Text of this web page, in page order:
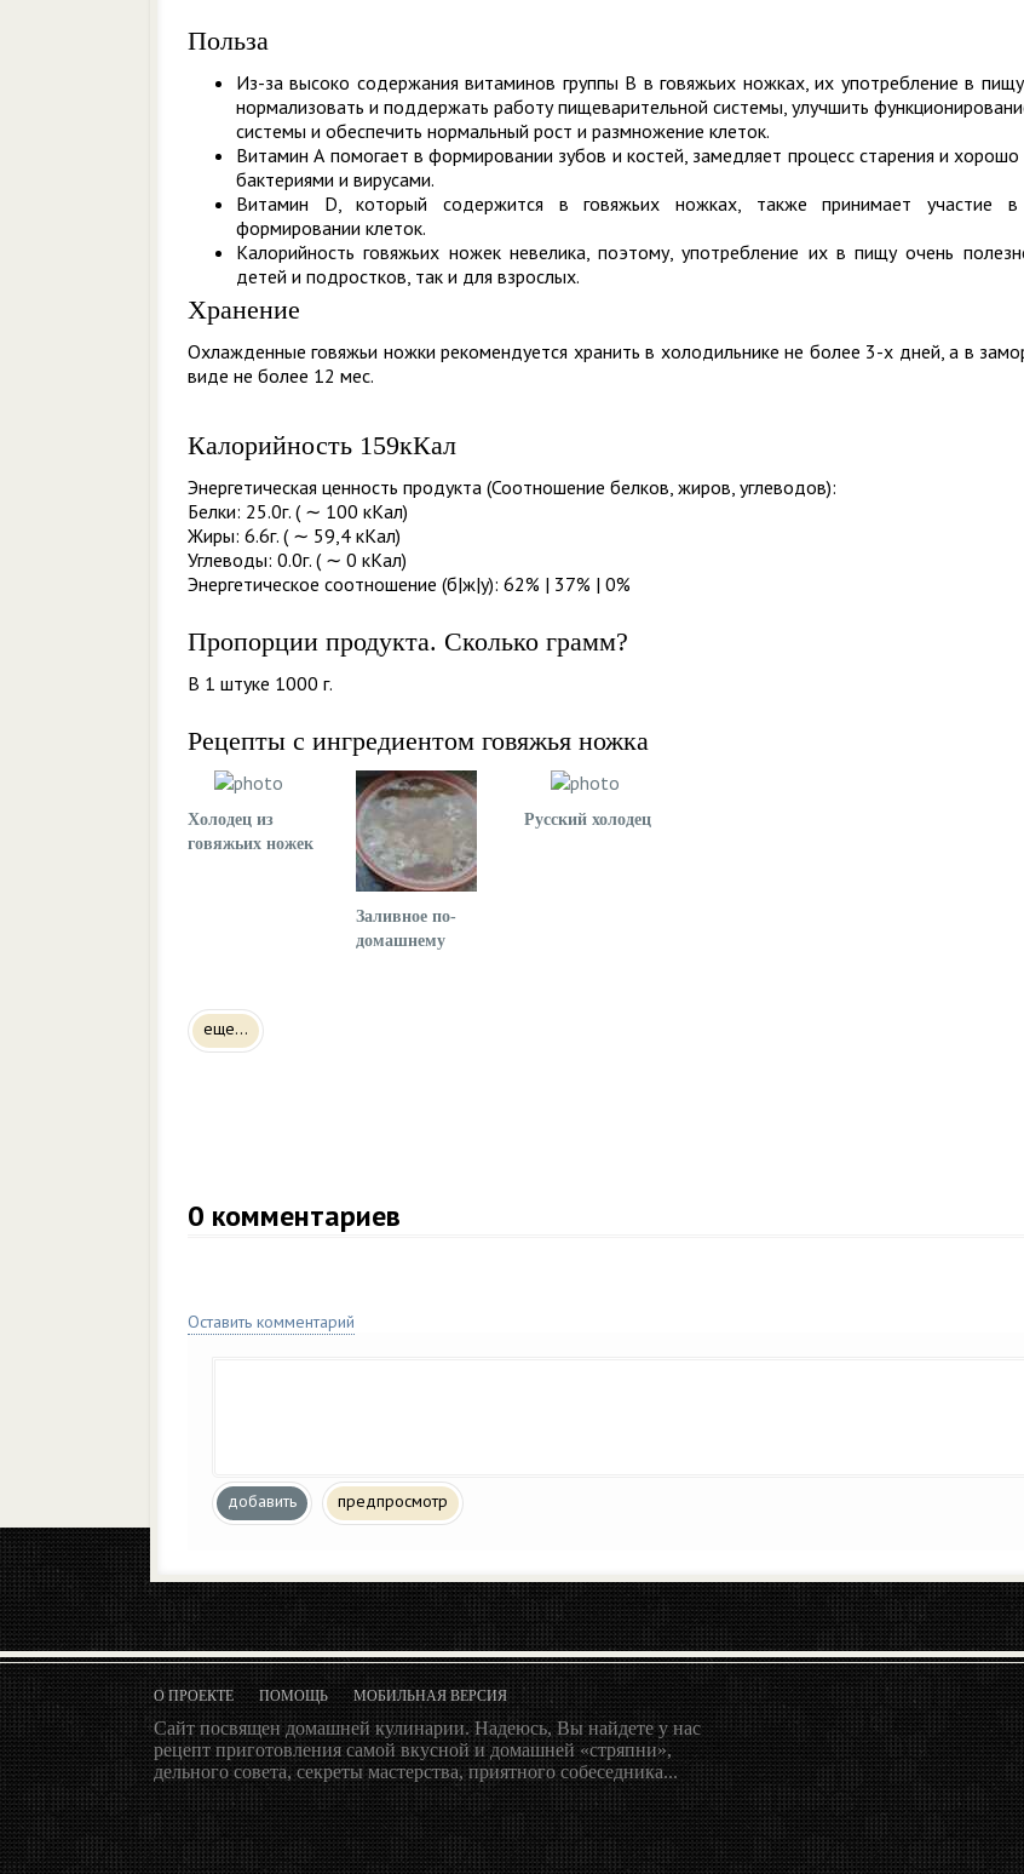
Польза
Из-за высоко содержания витаминов группы В в говяжьих ножках, их употребление в
нормализовать и поддержать работу пищеварительной системы, улучшить
системы и обеспечить нормальный рост и размножение клеток.
Витамин А помогает в формировании зубов и костей, замедляет процесс старения и хорошо
бактериями и вирусами.
Витамин D, который содержится в говяжьих ножках, также принимает участие
формировании клеток.
Калорийность говяжьих ножек невелика, поэтому, употребление их в пищу очень
детей и подростков, так и для взрослых.
Хранение
Охлажденные говяжьи ножки рекомендуется хранить в холодильнике не более 3-х дней, а в
виде не более 12 мес.
Калорийность 159кКал
Энергетическая ценность продукта (Соотношение белков, жиров, углеводов):
Белки: 25.0г. ( ∼ 100 кКал)
Жиры: 6.6г. ( ∼ 59,4 кКал)
Углеводы: 0.0г. ( ∼ 0 кКал)
Энергетическое соотношение (б|ж|у): 62% | 37% | 0%
Пропорции продукта. Сколько грамм?
В 1 штуке 1000 г.
Рецепты с ингредиентом говяжья ножка
Холодец из
говяжьих ножек
Заливное по-
домашнему
Русский холодец
еще...
0 комментариев
Оставить комментарий
добавить предпросмотр
О ПРОЕКТЕПОМОЩЬ МОБИЛЬНАЯ ВЕРСИЯ
Сайт посвящен домашней кулинарии. Надеюсь, Вы найдете у нас
рецепт приготовления самой вкусной и домашней «стряпни»,
дельного совета, секреты мастерства, приятного собеседника...